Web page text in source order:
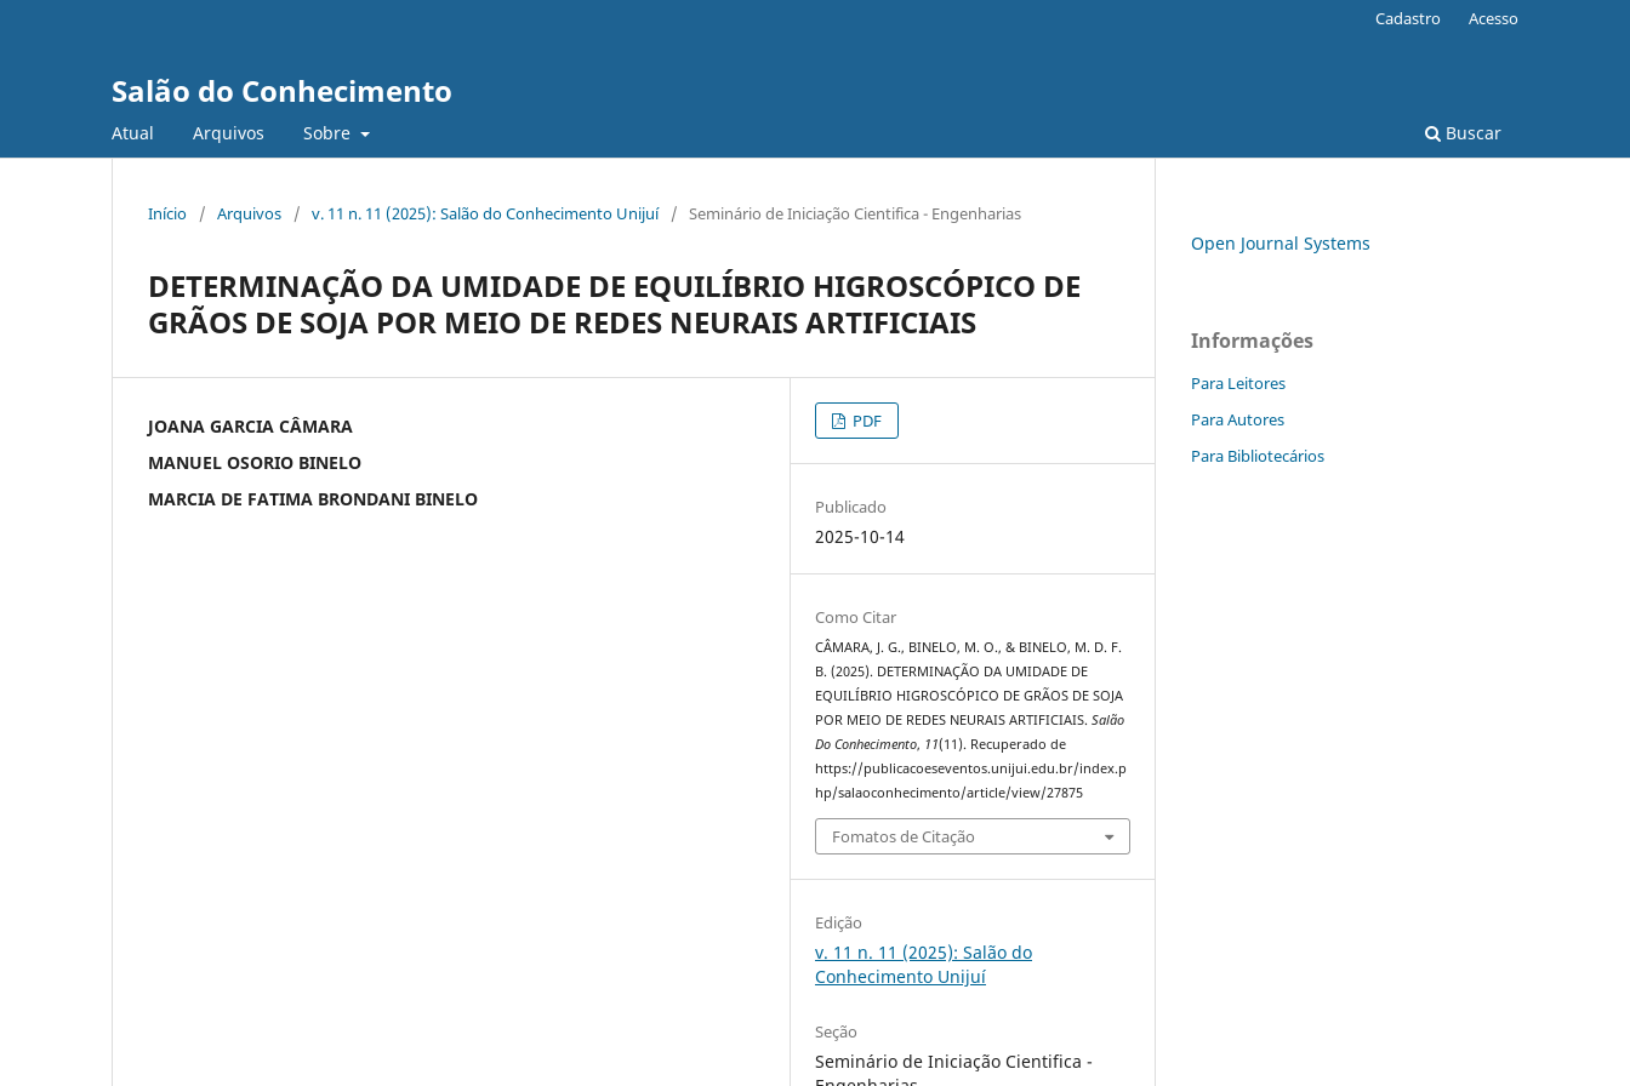
Salão do Conhecimento
Atual Arquivos Sobre Buscar
Cadastro Acesso
Início / Arquivos / v. 11 n. 11 (2025): Salão do Conhecimento Unijuí / Seminário de Iniciação Cientifica - Engenharias
DETERMINAÇÃO DA UMIDADE DE EQUILÍBRIO HIGROSCÓPICO DE
GRÃOS DE SOJA POR MEIO DE REDES NEURAIS ARTIFICIAIS
JOANA GARCIA CÂMARA
MANUEL OSORIO BINELO
MARCIA DE FATIMA BRONDANI BINELO
PDF
Publicado
2025-10-14
Como Citar
CÂMARA, J. G., BINELO, M. O., & BINELO, M. D. F.
B. (2025). DETERMINAÇÃO DA UMIDADE DE
EQUILÍBRIO HIGROSCÓPICO DE GRÃOS DE SOJA
POR MEIO DE REDES NEURAIS ARTIFICIAIS.Salão
Do Conhecimento, 11(11). Recuperado de
https://publicacoeseventos.unijui.edu.br/index.p
hp/salaoconhecimento/article/view/27875
Fomatos de Citação
Edição
v. 11 n. 11 (2025): Salão do
Conhecimento Unijuí
Seção
Seminário de Iniciação Cientifica -
Open Journal Systems
Informações
Para Leitores
Para Autores
Para Bibliotecários